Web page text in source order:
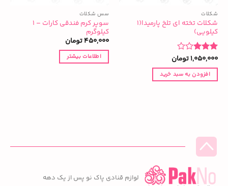
شکلات
شکلات تخته ای تلخ پارمیدا(۱
کیلویی)
نمره
3از 5
1,050,000تومان
افزودن به سبد خرید
سس شکلات
سوپر کرم فندقی کارات – ۱
کیلوگرم
450,000تومان
اطلاعات بیشتر
لوازم قنادی پاک نو پس از یک دهه